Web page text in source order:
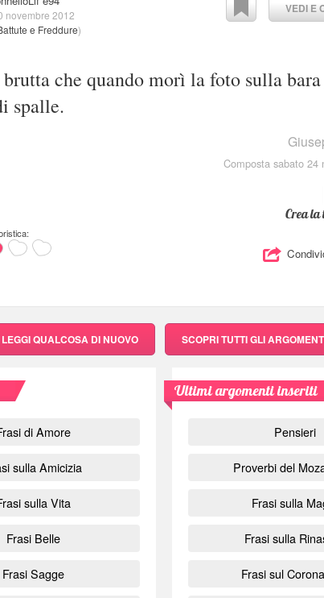
VEDI E
novembre 2012
e Freddure)
che quando morì la foto sulla
spalle.
Composta sabato 24
Crea
LEGGI QUALCOSA DI NUOVO SCOPRITUTTI GLI
di Amore
sulla Amicizia
sulla Vita
Frasi Belle
Frasi Sagge
Ultimi argomenti inseriti
Pensieri
Proverbi del
Frasi sulla
Frasi sulla
Frasi sul